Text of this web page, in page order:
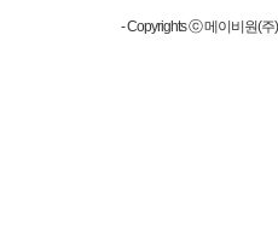
- Copyrights ⓒ 메이비원(주